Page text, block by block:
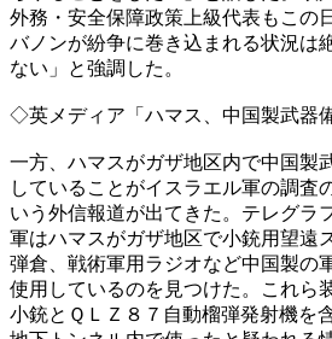
外務・安全保障政策上級代表もこの
バノンが紛争に巻き込まれる状況は
ない」と強調した。
◇英メディア「ハマス、中国製武器
一方、ハマスがガザ地区内で中国製
していることがイスラエル軍の調査
いう外信報道が出てきた。テレグラ
軍はハマスがガザ地区で小銃用望遠
弾倉、戦術軍用ラジオなど中国製の
使用しているのを見つけた。これら
小銃とＱＬＺ８７自動榴弾発射機を